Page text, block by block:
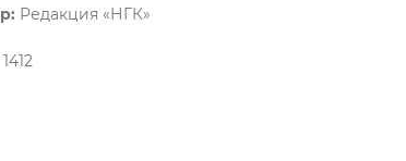
Редакция «НГК»
1412